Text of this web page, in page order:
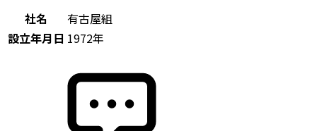
社名
有古屋組
設立年月日 1972年